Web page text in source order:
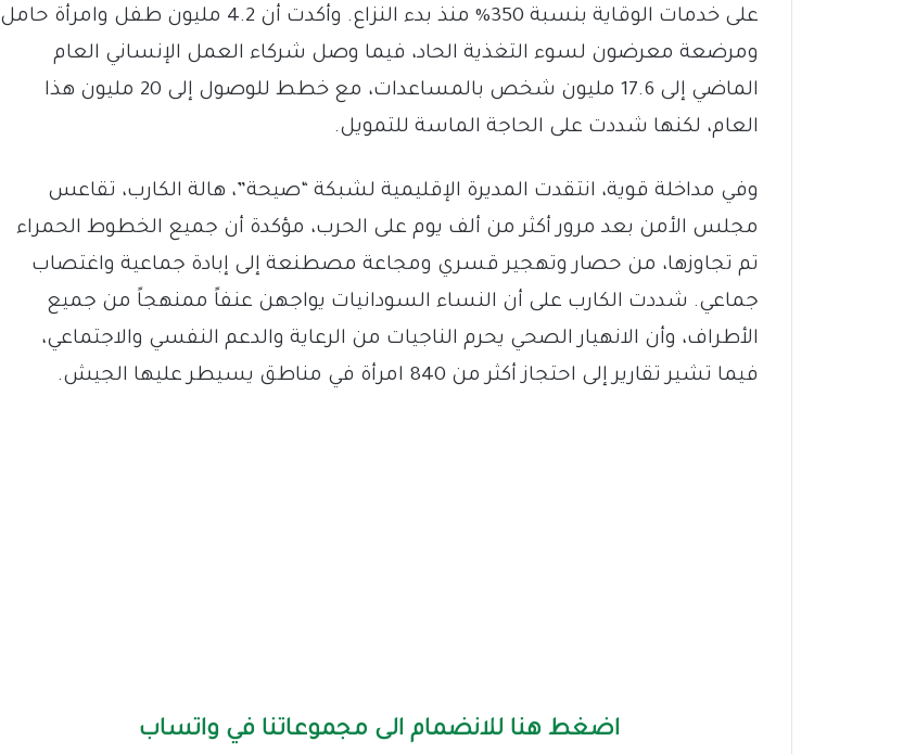
على خدمات الوقاية بنسبة 350% منذ بدء النزاع. وأكدت أن 4.2 مليون طفل وامرأة حامل
ومرضعة معرضون لسوء التغذية الحاد، فيما وصل شركاء العمل الإنساني العام
الماضي إلى 17.6 مليون شخص بالمساعدات، مع خطط للوصول إلى 20 مليون هذا
العام، لكنها شددت على الحاجة الماسة للتمويل.
وفي مداخلة قوية، انتقدت المديرة الإقليمية لشبكة “صيحة”، هالة الكارب، تقاعس
مجلس الأمن بعد مرور أكثر من ألف يوم على الحرب، مؤكدة أن جميع الخطوط الحمراء
تم تجاوزها، من حصار وتهجير قسري ومجاعة مصطنعة إلى إبادة جماعية واغتصاب
جماعي. شددت الكارب على أن النساء السودانيات يواجهن عنفاً ممنهجاً من جميع
الأطراف، وأن الانهيار الصحي يحرم الناجيات من الرعاية والدعم النفسي والاجتماعي،
فيما تشير تقارير إلى احتجاز أكثر من 840 امرأة في مناطق يسيطر عليها الجيش.
اضغط هنا للانضمام الى مجموعاتنا في واتساب